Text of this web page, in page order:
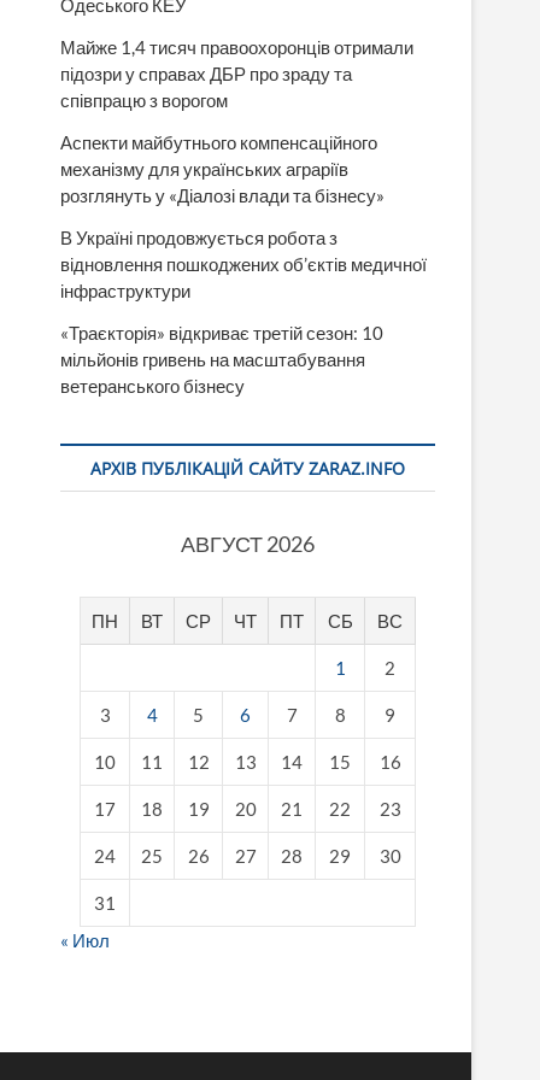
Одеського КЕУ
Майже 1,4 тисяч правоохоронців отримали
підозри у справах ДБР про зраду та
співпрацю з ворогом
Аспекти майбутнього компенсаційного
механізму для українських аграріїв
розглянуть у «Діалозі влади та бізнесу»
В Україні продовжується робота з
відновлення пошкоджених об’єктів медичної
інфраструктури
«Траєкторія» відкриває третій сезон: 10
мільйонів гривень на масштабування
ветеранського бізнесу
АРХІВ ПУБЛІКАЦІЙ САЙТУ ZARAZ.INFO
АВГУСТ 2026
ПН ВТ СР ЧТ ПТ СБ ВС
1 2
3 4 5 6 7 8 9
10 11 12 13 14 15 16
17 18 19 20 21 22 23
24 25 26 27 28 29 30
31
« Июл